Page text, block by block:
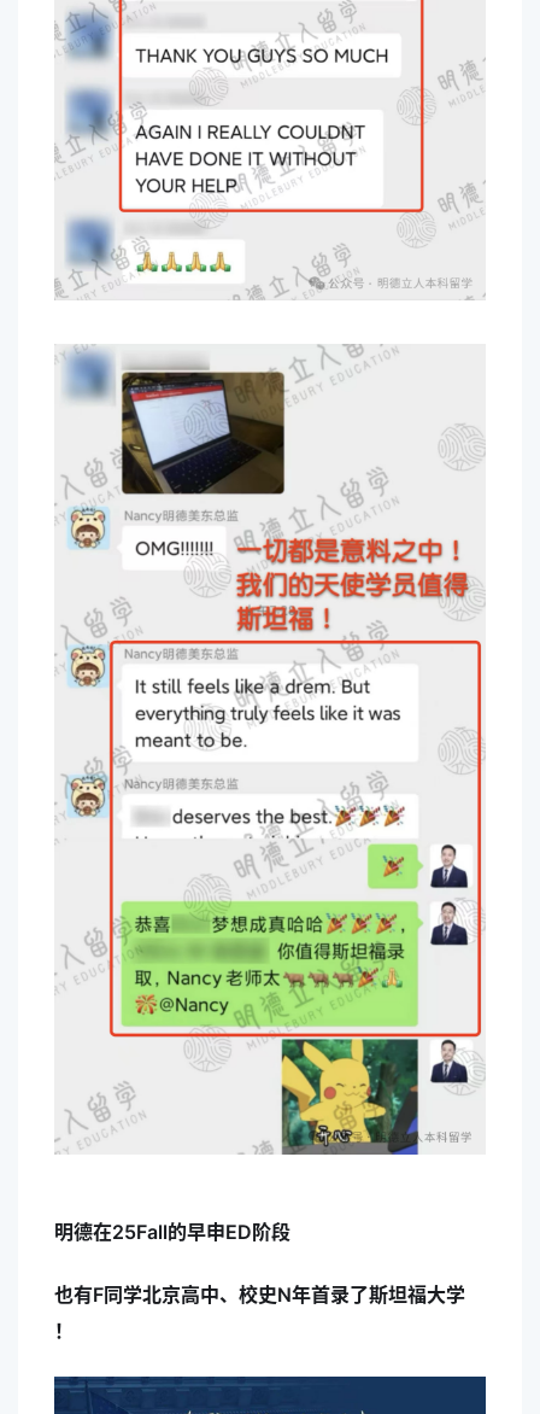
明德在25Fall的早申ED阶段
也有F同学北京高中、校史N年首录了斯坦福大学
！